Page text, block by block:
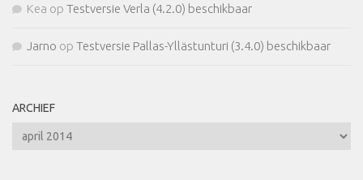
Kea op Testversie Verla (4.2.0) beschikbaar
Jarno op Testversie Pallas-Yllästunturi (3.4.0) beschikbaar
ARCHIEF
Archief